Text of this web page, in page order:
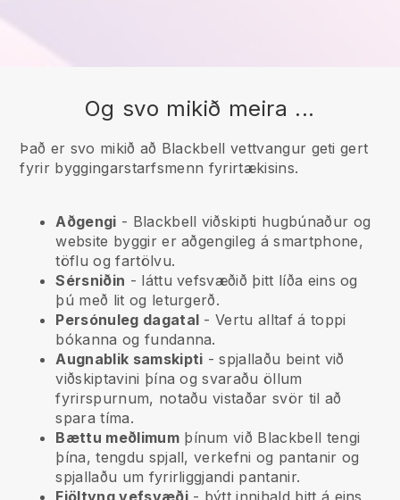
Og svo mikið meira ...
Það er svo mikið að Blackbell vettvangur geti gert
fyrir byggingarstarfsmenn fyrirtækisins.
Aðgengi - Blackbell viðskipti hugbúnaður og
website byggir er aðgengileg á smartphone,
töflu og fartölvu.
Sérsniðin - láttu vefsvæðið þitt líða eins og
þú með lit og leturgerð.
Persónuleg dagatal - Vertu alltaf á toppi
bókanna og fundanna.
Augnablik samskipti - spjallaðu beint við
viðskiptavini þína og svaraðu öllum
fyrirspurnum, notaðu vistaðar svör til að
spara tíma.
Bættu meðlimumþínum við Blackbell tengi
þína, tengdu spjall, verkefni og pantanir og
spjallaðu um fyrirliggjandi pantanir.